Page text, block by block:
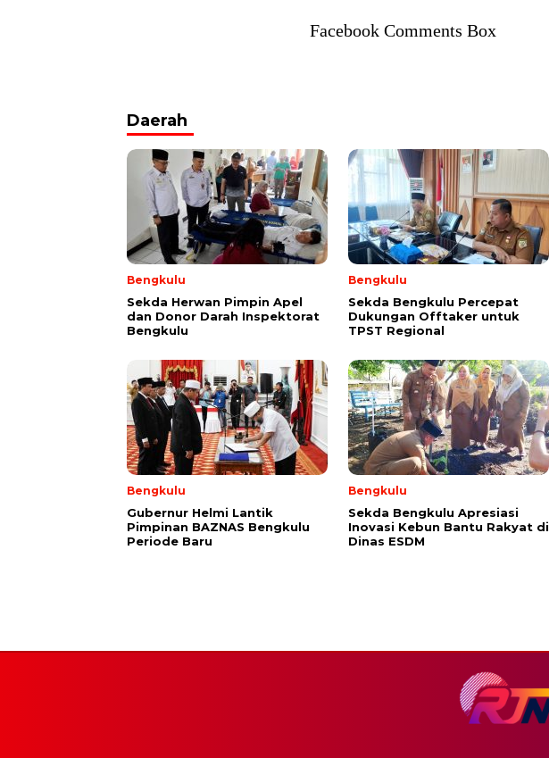
Facebook Comments Box
Daerah
Bengkulu
Sekda Herwan Pimpin Apel
dan Donor Darah Inspektorat
Bengkulu
Bengkulu
Sekda Bengkulu Percepat
Dukungan Offtaker untuk
TPST Regional
Bengkulu
Gubernur Helmi Lantik
Pimpinan BAZNAS Bengkulu
Periode Baru
Bengkulu
Sekda Bengkulu Apresiasi
Inovasi Kebun Bantu Rakyat di
Dinas ESDM